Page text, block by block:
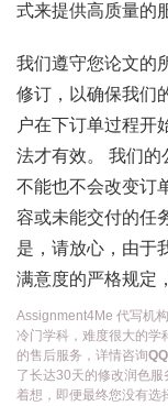
式来提供高质量的
我们遵守您论文的
修订，以确保我们
户在下订单过程开
法才有效。 我们
不能也不会改变订
容或未能交付的任
是，请放心，由于
满意度的严格规定
Assignment4Me 代写机
冷门学科，难度很大的学
的售后服务，详情咨询
了长达30天的修改润色
着想，即便最终您没有选